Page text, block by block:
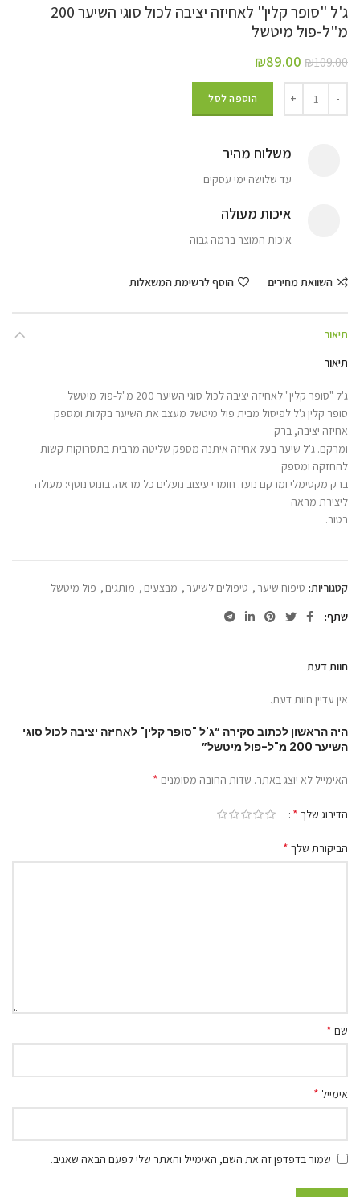
ג'ל "סופר קלין" לאחיזה יציבה לכול סוגי השיער 200
מ"ל-פול מיטשל
₪109.00
₪89.00
הוספה לסל
משלוח מהיר
עד שלושה ימי עסקים
איכות מעולה
איכות המוצר ברמה גבוה
השוואת מחירים הוסף לרשימת המשאלות
תיאור
תיאור
ג'ל "סופר קלין" לאחיזה יציבה לכול סוגי השיער 200 מ"ל-פול מיטשל
סופר קלין ג'ל לפיסול מבית פול מיטשל מעצב את השיער בקלות ומספק
אחיזה יציבה, ברק
ומרקם. ג'ל שיער בעל אחיזה איתנה מספק שליטה מרבית בתסרוקות קשות
להחזקה ומספק
ברק מקסימלי ומרקם נועז. חומרי עיצוב נועלים כל מראה. בונוס נוסף: מעולה
ליצירת מראה
רטוב.
קטגוריות: טיפוח שיער , טיפולים לשיער , מבצעים , מותגים , פול מיטשל
שתף
חוות דעת
אין עדיין חוות דעת.
היה הראשון לכתוב סקירה “ג'ל "סופר קלין" לאחיזה יציבה לכול סוגי
השיער 200 מ"ל-פול מיטשל”
האימייל לא יוצג באתר. שדות החובה מסומנים *
הדירוג שלך *
הביקורת שלך *
שם *
אימייל *
שמור בדפדפן זה את השם, האימייל והאתר שלי לפעם הבאה שאגיב.